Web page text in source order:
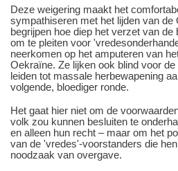
Deze weigering maakt het
sympathiseren met het lijden van
begrijpen hoe diep het verzet van
om te pleiten voor
neerkomen op het amputeren van
Oekraïne. Ze lijken ook blind voor
leiden tot massale herbewapening
volgende, bloediger ronde.
Het gaat hier niet om de
volk zou kunnen besluiten te
en alleen hun recht ‒ maar om het
van de 'vredes'-voorstanders die
noodzaak van overgave.